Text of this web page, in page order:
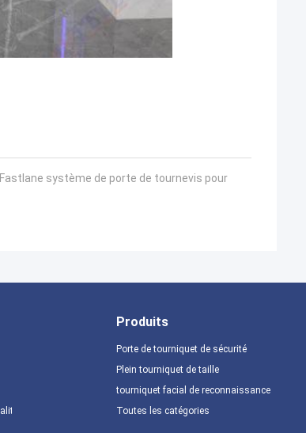
système de porte de tournevis pour
Produits
Porte de tourniquet de sécurité
Plein tourniquet de taille
tourniquet facial de reconnaissance
Toutes les catégories